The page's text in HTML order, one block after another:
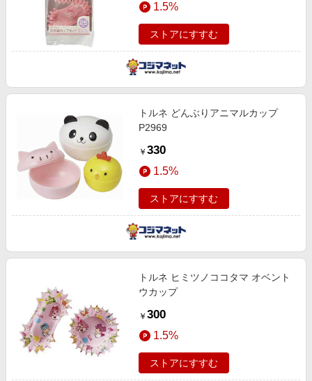
1.5%
ストアにすすむ
トルネ どんぶりアニマルカップ
P2969
￥ 330
1.5%
ストアにすすむ
トルネ ヒミツノココタマ オベント
ウカップ
￥ 300
1.5%
ストアにすすむ